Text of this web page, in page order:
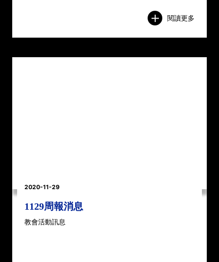
閱讀更多
2020-11-29
1129周報消息
教會活動訊息